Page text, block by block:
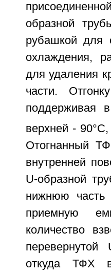
образной
рубашкой для
охлаждения,
для удаления
части.
поддерживая
верхней -
Отогнанный
внутренней
U-образной
нижнюю часть
приемную
количество
откуда ТФХ